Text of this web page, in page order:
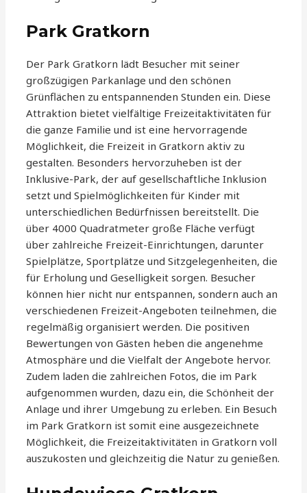
Park Gratkorn
Der Park Gratkorn lädt Besucher mit seiner
großzügigen Parkanlage und den schönen
Grünflächen zu entspannenden Stunden ein. Diese
Attraktion bietet vielfältige Freizeitaktivitäten für
die ganze Familie und ist eine hervorragende
Möglichkeit, die Freizeit in Gratkorn aktiv zu
gestalten. Besonders hervorzuheben ist der
Inklusive-Park, der auf gesellschaftliche Inklusion
setzt und Spielmöglichkeiten für Kinder mit
unterschiedlichen Bedürfnissen bereitstellt. Die
über 4000 Quadratmeter große Fläche verfügt
über zahlreiche Freizeit-Einrichtungen, darunter
Spielplätze, Sportplätze und Sitzgelegenheiten, die
für Erholung und Geselligkeit sorgen. Besucher
können hier nicht nur entspannen, sondern auch an
verschiedenen Freizeit-Angeboten teilnehmen, die
regelmäßig organisiert werden. Die positiven
Bewertungen von Gästen heben die angenehme
Atmosphäre und die Vielfalt der Angebote hervor.
Zudem laden die zahlreichen Fotos, die im Park
aufgenommen wurden, dazu ein, die Schönheit der
Anlage und ihrer Umgebung zu erleben. Ein Besuch
im Park Gratkorn ist somit eine ausgezeichnete
Möglichkeit, die Freizeitaktivitäten in Gratkorn voll
auszukosten und gleichzeitig die Natur zu genießen.